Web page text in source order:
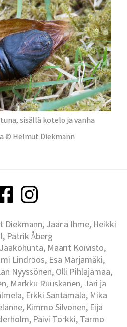
sisällä kotelo ja vanha
© Helmut Diekmann
Jaana Ihme, Heikki
Patrik Åberg
Maarit Koivisto,
Lindroos, Esa Marjamäki,
Nyyssönen, Olli Pihlajamaa,
Markku Ruuskanen, Jari ja
Erkki Santamala, Mika
Kimmo Silvonen, Eija
Päivi Torkki, Tarmo